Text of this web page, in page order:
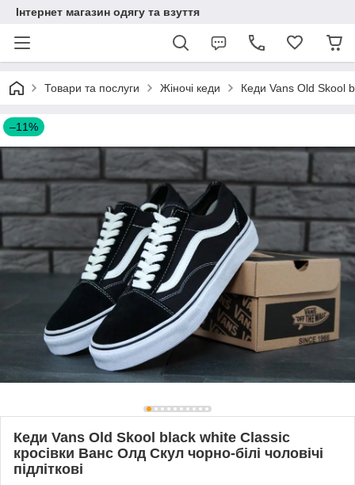
Інтернет магазин одягу та взуття
Товари та послуги Жіночі кеди Кеди Vans Old Skool
–11%
Кеди Vans Old Skool black white Classic
кросівки Ванс Олд Скул чорно-білі чоловічі
підліткові